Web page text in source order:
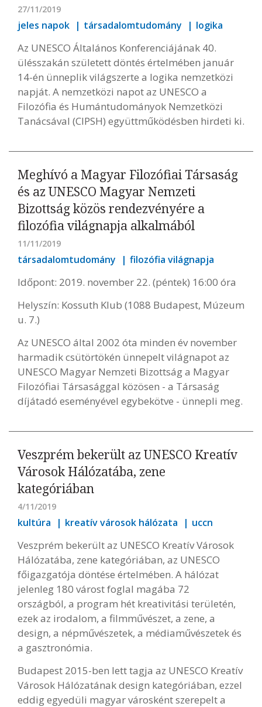
27/11/2019
jeles napok társadalomtudomány logika
Az UNESCO Általános Konferenciájának 40.
ülésszakán született döntés értelmében január
14-én ünneplik világszerte a logika nemzetközi
napját. A nemzetközi napot az UNESCO a
Filozófia és Humántudományok Nemzetközi
Tanácsával (CIPSH) együttműködésben hirdeti ki.
Meghívó a Magyar Filozófiai Társaság
és az UNESCO Magyar Nemzeti
Bizottság közös rendezvényére a
filozófia világnapja alkalmából
11/11/2019
társadalomtudomány filozófia világnapja
Időpont: 2019. november 22. (péntek) 16:00 óra
Helyszín: Kossuth Klub (1088 Budapest, Múzeum
u. 7.)
Az UNESCO által 2002 óta minden év november
harmadik csütörtökén ünnepelt világnapot az
UNESCO Magyar Nemzeti Bizottság a Magyar
Filozófiai Társasággal közösen - a Társaság
díjátadó eseményével egybekötve - ünnepli meg.
Veszprém bekerült az UNESCO Kreatív
Városok Hálózatába, zene
kategóriában
4/11/2019
kultúra kreatív városok hálózata uccn
Veszprém bekerült az UNESCO Kreatív Városok
Hálózatába, zene kategóriában, az UNESCO
főigazgatója döntése értelmében. A hálózat
jelenleg 180 várost foglal magába 72
országból, a program hét kreativitási területén,
ezek az irodalom, a filmművészet, a zene, a
design, a népművészetek, a médiaművészetek és
a gasztronómia.
Budapest 2015-ben lett tagja az UNESCO Kreatív
Városok Hálózatának design kategóriában, ezzel
eddig egyedüli magyar városként szerepelt a